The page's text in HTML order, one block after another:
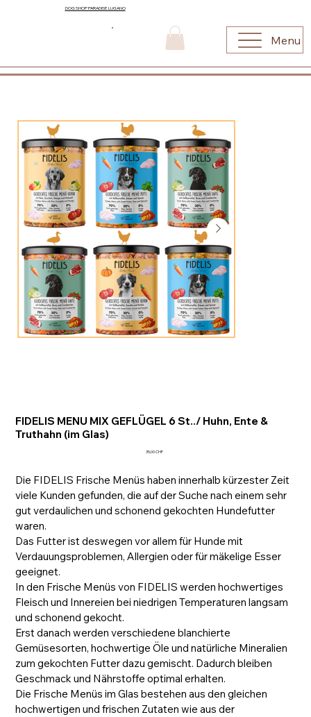
DOG SHOP PARADISE LUGANO
Menu
FIDELIS MENU MIX GEFLÜGEL 6 St../ Huhn, Ente &
Truthahn (im Glas)
Preis
35,00 CHF
Die FIDELIS Frische Menüs haben innerhalb kürzester Zeit
viele Kunden gefunden, die auf der Suche nach einem sehr
gut verdaulichen und schonend gekochten Hundefutter
waren.
Das Futter ist deswegen vor allem für Hunde mit
Verdauungsproblemen, Allergien oder für mäkelige Esser
geeignet.
In den Frische Menüs von FIDELIS werden hochwertiges
Fleisch und Innereien bei niedrigen Temperaturen langsam
und schonend gekocht.
Erst danach werden verschiedene blanchierte
Gemüsesorten, hochwertige Öle und natürliche Mineralien
zum gekochten Futter dazu gemischt. Dadurch bleiben
Geschmack und Nährstoffe optimal erhalten.
Die Frische Menüs im Glas bestehen aus den gleichen
hochwertigen und frischen Zutaten wie aus der